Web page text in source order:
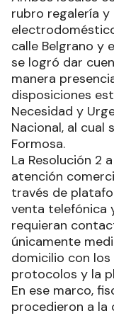
rubro regalería
calle Belgrano y
se logró dar
manera
disposiciones
Necesidad y
Nacional, al cual
Formosa.
La Resolución 2
atención
través de
venta telefónica
requieran
únicamente
domicilio con
protocolos y la
En ese marco,
procedieron a la